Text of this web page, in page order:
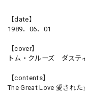
【date】
1989．06．01
【cover】
トム・クルーズ ダステ
【contents】
The Great Love 愛され